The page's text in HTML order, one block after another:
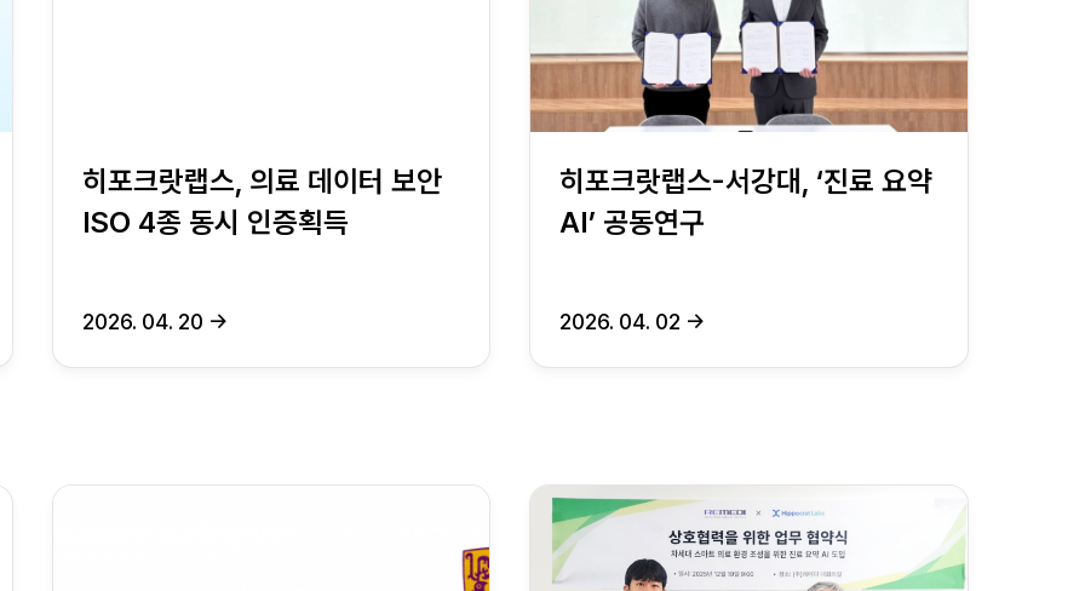
히포크랏랩스, 의료 데이터 보안
ISO 4종 동시 인증획득
2026. 04. 20 →
히포크랏랩스-서강대, ‘진료 요약
AI’ 공동연구
2026. 04. 02 →